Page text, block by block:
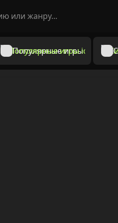
Популярные игры